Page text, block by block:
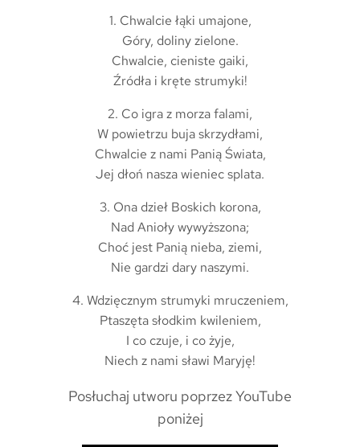
1. Chwalcie łąki umajone,
Góry, doliny zielone.
Chwalcie, cieniste gaiki,
Źródła i kręte strumyki!
2. Co igra z morza falami,
W powietrzu buja skrzydłami,
Chwalcie z nami Panią Świata,
Jej dłoń nasza wieniec splata.
3. Ona dzieł Boskich korona,
Nad Anioły wywyższona;
Choć jest Panią nieba, ziemi,
Nie gardzi dary naszymi.
4. Wdzięcznym strumyki mruczeniem,
Ptaszęta słodkim kwileniem,
I co czuje, i co żyje,
Niech z nami sławi Maryję!
Posłuchaj utworu poprzez YouTube
poniżej